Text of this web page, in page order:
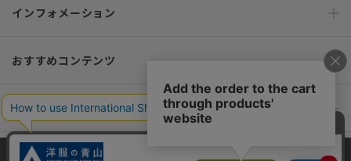
インフォメーション
おすすめコンテンツ
ポリシー・企業情報
オーダースーツなら SHITATE